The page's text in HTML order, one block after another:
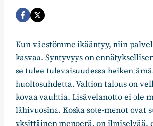
Kun väestömme ikääntyy, niin
kasvaa. Syntyvyys on
se tulee tulevaisuudessa
huoltosuhdetta. Valtion talous on
kovaa vauhtia. Lisävelanotto ei ole
lähivuosina. Koska sote-menot ovat
yksittäinen menoerä, on ilmiselvää,